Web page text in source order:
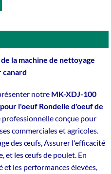
la machine de nettoyage
canard
notre MK-XDJ-100
l'oeuf Rondelle d'oeuf de
professionnelle conçue pour
commerciales et agricoles.
des œufs, Assurer l'efficacité
et les œufs de poulet. En
les performances élevées,